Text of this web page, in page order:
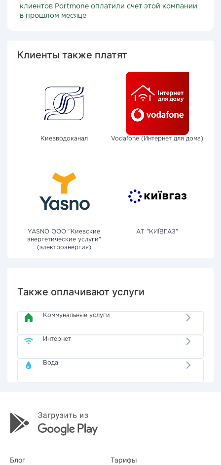
клиентов Portmone оплатили счет этой компании
в прошлом месяце
Клиенты также платят
Киевводоканал Vodafone (Интернет для дома)
YASNO OOO "Киевские
энергетические услуги"
(электроэнергия)
АТ "КИЇВГАЗ"
Также оплачивают услуги
Коммунальные услуги
Интернет
Вода
Блог Тарифы